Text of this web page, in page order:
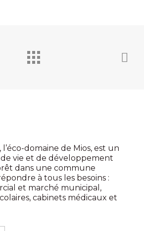
l’éco-domaine de Mios, est un
vie et de développement
dans une commune
à tous les besoins :
et marché municipal,
cabinets médicaux et